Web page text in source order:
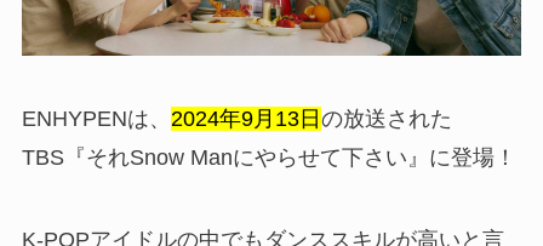
ENHYPENは、 2024年9月13日 の放送された
TBS『それSnow Manにやらせて下さい』に登場！
K-POPアイドルの中でもダンススキルが高いと言